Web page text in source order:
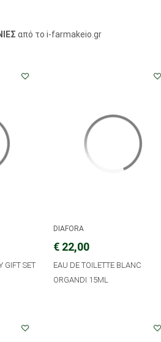
από το i-farmakeio.gr
GIFT SET
DIAFORA
€ 22,00
EAU DE TOILETTE BLANC
ORGANDI 15ML